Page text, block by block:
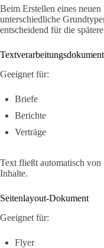
Beim Erstellen eines
unterschiedliche
entscheidend für die
Textverarbeitungsdokument
Geeignet für:
Briefe
Berichte
Verträge
Text fließt automatisch von
Inhalte.
Seitenlayout-Dokument
Geeignet für:
Flyer